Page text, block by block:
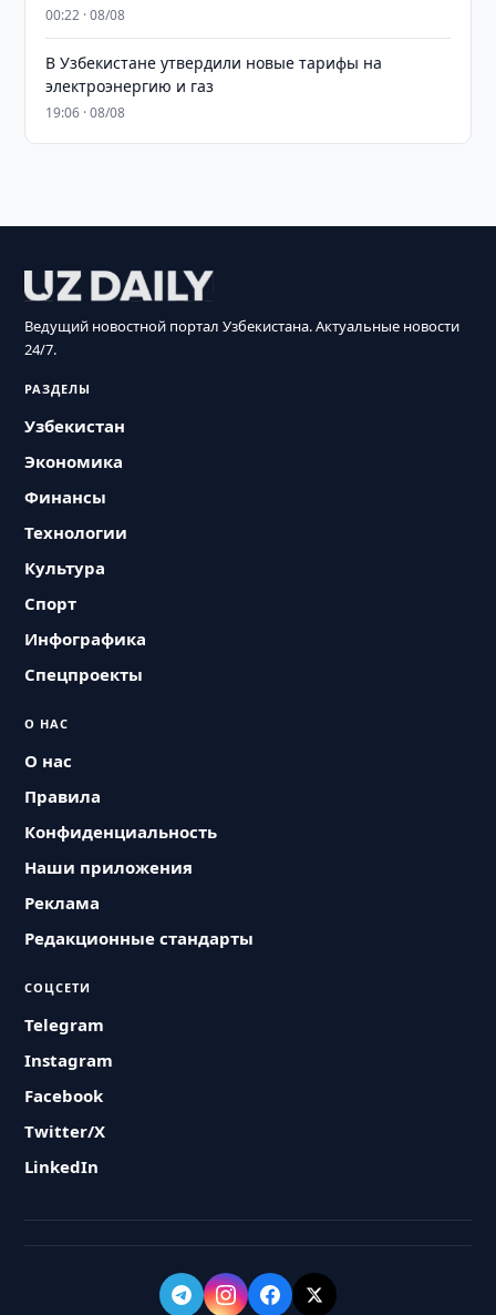
00:22 · 08/08
В Узбекистане утвердили новые тарифы на
электроэнергию и газ
19:06 · 08/08
Ведущий новостной портал Узбекистана. Актуальные новости
24/7.
РАЗДЕЛЫ
Узбекистан
Экономика
Финансы
Технологии
Культура
Спорт
Инфографика
Спецпроекты
О НАС
О нас
Правила
Конфиденциальность
Наши приложения
Реклама
Редакционные стандарты
СОЦСЕТИ
Telegram
Instagram
Facebook
Twitter/X
LinkedIn